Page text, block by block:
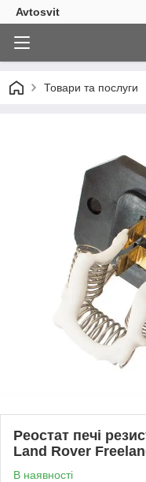
Avtosvit
Товари та послуги
Реостат печі
Land Rover
В наявності